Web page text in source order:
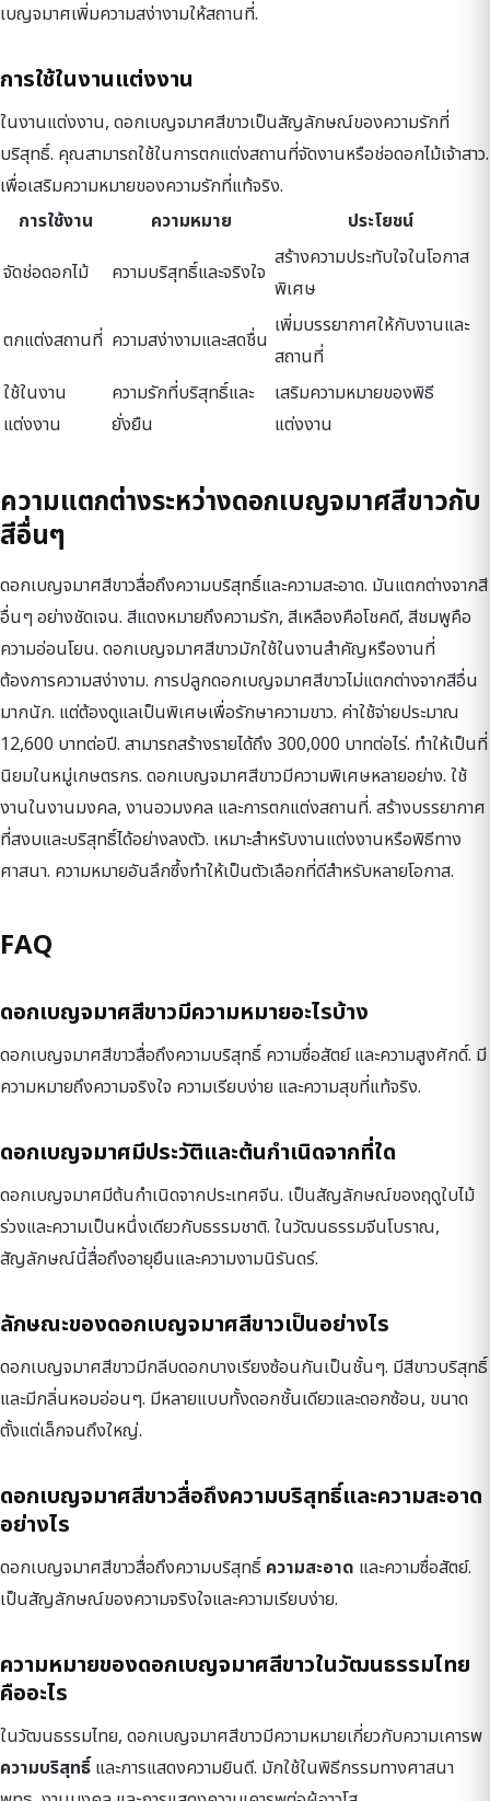
เบญจมาศเพิ่มความสง่างามให้สถานที่.
การใช้ในงานแต่งงาน
ในงานแต่งงาน, ดอกเบญจมาศสีขาวเป็นสัญลักษณ์ของความรักที่
บริสุทธิ์. คุณสามารถใช้ในการตกแต่งสถานที่จัดงานหรือช่อดอกไม้เจ้าสาว.
เพื่อเสริมความหมายของความรักที่แท้จริง.
การใช้งาน
ความหมาย
ประโยชน์
จัดช่อดอกไม้
ความบริสุทธิ์และจริงใจ
สร้างความประทับใจในโอกาส
พิเศษ
ตกแต่งสถานที่ ความสง่างามและสดชื่น
เพิ่มบรรยากาศให้กับงานและ
สถานที่
ใช้ในงาน
แต่งงาน
ความรักที่บริสุทธิ์และ
ยั่งยืน
เสริมความหมายของพิธี
แต่งงาน
ความแตกต่างระหว่างดอกเบญจมาศสีขาวกับ
สีอื่นๆ
ดอกเบญจมาศสีขาวสื่อถึงความบริสุทธิ์และความสะอาด. มันแตกต่างจากสี
อื่นๆ อย่างชัดเจน. สีแดงหมายถึงความรัก, สีเหลืองคือโชคดี, สีชมพูคือ
ความอ่อนโยน. ดอกเบญจมาศสีขาวมักใช้ในงานสำคัญหรืองานที่
ต้องการความสง่างาม. การปลูกดอกเบญจมาศสีขาวไม่แตกต่างจากสีอื่น
มากนัก. แต่ต้องดูแลเป็นพิเศษเพื่อรักษาความขาว. ค่าใช้จ่ายประมาณ
12,600 บาทต่อปี. สามารถสร้างรายได้ถึง 300,000 บาทต่อไร่. ทำให้เป็นที่
นิยมในหมู่เกษตรกร. ดอกเบญจมาศสีขาวมีความพิเศษหลายอย่าง. ใช้
งานในงานมงคล, งานอวมงคล และการตกแต่งสถานที่. สร้างบรรยากาศ
ที่สงบและบริสุทธิ์ได้อย่างลงตัว. เหมาะสำหรับงานแต่งงานหรือพิธีทาง
ศาสนา. ความหมายอันลึกซึ้งทำให้เป็นตัวเลือกที่ดีสำหรับหลายโอกาส.
FAQ
ดอกเบญจมาศสีขาวมีความหมายอะไรบ้าง
ดอกเบญจมาศสีขาวสื่อถึงความบริสุทธิ์ ความซื่อสัตย์ และความสูงศักดิ์. มี
ความหมายถึงความจริงใจ ความเรียบง่าย และความสุขที่แท้จริง.
ดอกเบญจมาศมีประวัติและต้นกำเนิดจากที่ใด
ดอกเบญจมาศมีต้นกำเนิดจากประเทศจีน. เป็นสัญลักษณ์ของฤดูใบไม้
ร่วงและความเป็นหนึ่งเดียวกับธรรมชาติ. ในวัฒนธรรมจีนโบราณ,
สัญลักษณ์นี้สื่อถึงอายุยืนและความงามนิรันดร์.
ลักษณะของดอกเบญจมาศสีขาวเป็นอย่างไร
ดอกเบญจมาศสีขาวมีกลีบดอกบางเรียงซ้อนกันเป็นชั้นๆ. มีสีขาวบริสุทธิ์
และมีกลิ่นหอมอ่อนๆ. มีหลายแบบทั้งดอกชั้นเดียวและดอกซ้อน, ขนาด
ตั้งแต่เล็กจนถึงใหญ่.
ดอกเบญจมาศสีขาวสื่อถึงความบริสุทธิ์และความสะอาด
อย่างไร
ดอกเบญจมาศสีขาวสื่อถึงความบริสุทธิ์ ความสะอาด และความซื่อสัตย์.
เป็นสัญลักษณ์ของความจริงใจและความเรียบง่าย.
ความหมายของดอกเบญจมาศสีขาวในวัฒนธรรมไทย
คืออะไร
ในวัฒนธรรมไทย, ดอกเบญจมาศสีขาวมีความหมายเกี่ยวกับความเคารพ
ความบริสุทธิ์ และการแสดงความยินดี. มักใช้ในพิธีกรรมทางศาสนา